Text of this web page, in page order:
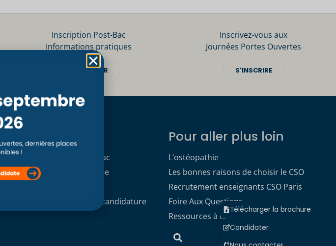
Télécharger la brochure
Candidater
Inscription Post-Bac
Informations pratiques
DÉCOUVRIR
Inscrivez-vous aux
Journées Portes Ouvertes
S'INSCRIRE
Formations
Formation initiale Post Bac
Formation professionnelle
Demande de dossier de candidature
Pour aller plus loin
L’ostéopathie
Les bonnes raisons de choisir le CSO
Recrutement enseignants CSO Paris
Foire Aux Questions
Ressources à télécharger